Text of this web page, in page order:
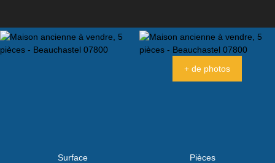
+ de photos
Surface
Pièces